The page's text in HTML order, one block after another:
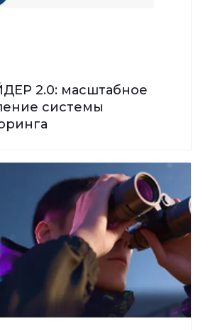
2.0: масштабное
системы